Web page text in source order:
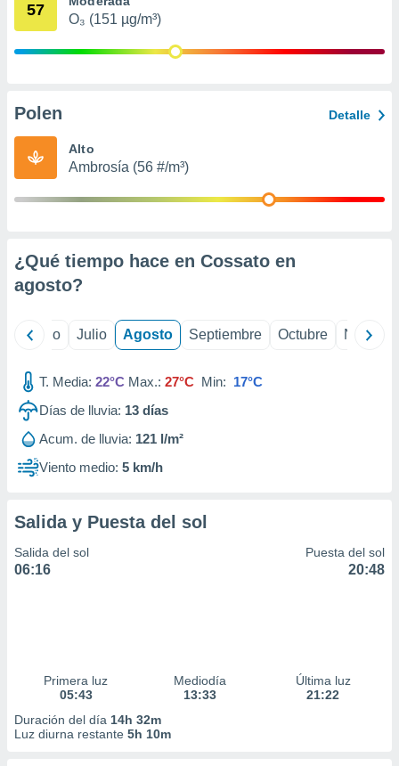
publicidad
de
1199
57
O₃ (151 µg/m³)
Polen Detalle
Alto
Ambrosía (56 #/m³)
¿Qué tiempo hace en Cossato en
agosto?
Junio Julio Agosto Septiembre Octubre
T. Media: 22°C Max.: 27°C Min: 17°C
Días de lluvia: 13 días
Acum. de lluvia: 121 l/m²
Viento medio: 5 km/h
Salida y Puesta del sol
Salida del sol
06:16
Puesta del sol
20:48
Primera luz
05:43
Mediodía
13:33
Última luz
21:22
Duración del día 14h 32m
Luz diurna restante 5h 10m